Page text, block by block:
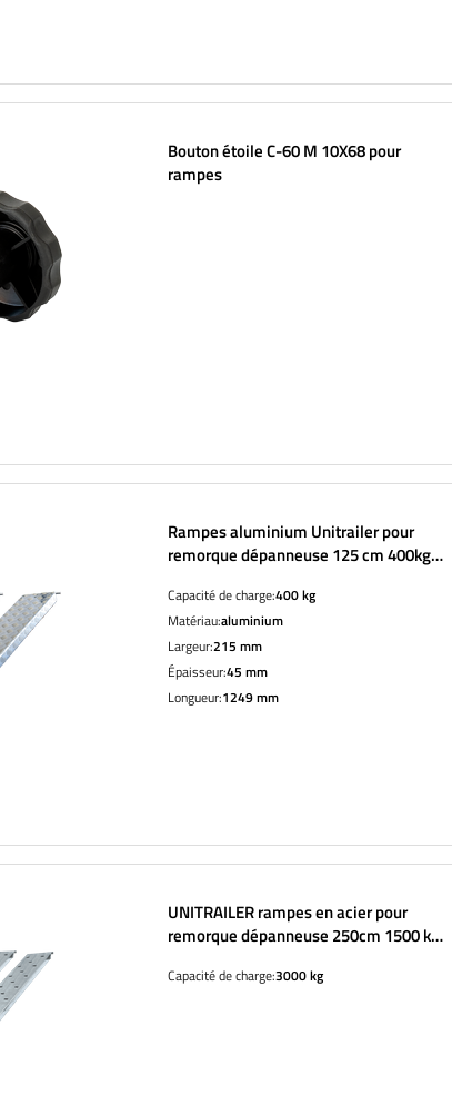
Bouton étoile C-60 M 10X68 pour
rampes
Rampes aluminium Unitrailer pour
remorque dépanneuse 125 cm 400kg
Capacité de charge:400 kg
Matériau:aluminium
Largeur:215 mm
Épaisseur:45 mm
Longueur:1249 mm
UNITRAILER rampes en acier pour
remorque dépanneuse 250cm 1500 kg
Capacité de charge:3000 kg